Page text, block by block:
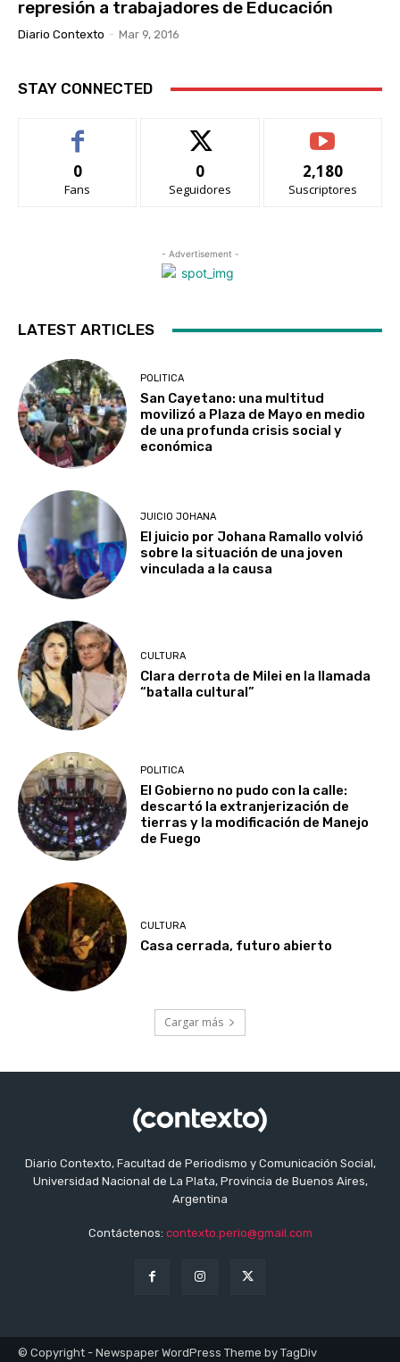
represión a trabajadores de Educación
Diario Contexto - Mar 9, 2016
STAY CONNECTED
0
Fans
0
Seguidores
2,180
Suscriptores
- Advertisement -
LATEST ARTICLES
POLITICA
San Cayetano: una multitud
movilizó a Plaza de Mayo en medio
de una profunda crisis social y
económica
JUICIO JOHANA
El juicio por Johana Ramallo volvió
sobre la situación de una joven
vinculada a la causa
CULTURA
Clara derrota de Milei en la llamada
“batalla cultural”
POLITICA
El Gobierno no pudo con la calle:
descartó la extranjerización de
tierras y la modificación de Manejo
de Fuego
CULTURA
Casa cerrada, futuro abierto
Cargar más
Diario Contexto, Facultad de Periodismo y Comunicación Social,
Universidad Nacional de La Plata, Provincia de Buenos Aires,
Argentina
Contáctenos: contexto.perio@gmail.com
© Copyright - Newspaper WordPress Theme by TagDiv